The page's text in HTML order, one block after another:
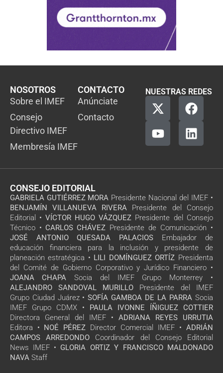
NOSOTROS
Sobre el IMEF
Consejo
Directivo IMEF
Membresía IMEF
CONTACTO
Anúnciate
Contacto
NUESTRAS REDES
CONSEJO EDITORIAL
GABRIELA GUTIÉRREZ MORA Presidente Nacional del IMEF •
BENJAMÍN VILLANUEVA RIVERA Presidente del Consejo
Editorial • VÍCTOR HUGO VÁZQUEZ Presidente del Consejo
Técnico • CARLOS CHÁVEZ Presidente de Comunicación •
JOSÉ ANTONIO QUESADA PALACIOS Embajador de
educación financiera para la inclusión y presidente de
planeación estratégica • LILI DOMÍNGUEZ ORTÍZ Presidenta
del Comité de Gobierno Corporativo y Jurídico Financiero •
JOANA CHAPA Socia del IMEF Grupo Monterrey •
ALEJANDRO SANDOVAL MURILLO Presidente del IMEF
Grupo Ciudad Juárez • SOFÍA GAMBOA DE LA PARRA Socia
IMEF Grupo CDMX • PAULA IVONNE ÍÑIGUEZ COTTIER
Directora General del IMEF • ADRIANA REYES URRUTIA
Editora • NOÉ PÉREZ Director Comercial IMEF • ADRIÁN
CAMPOS ARREDONDO Coordinador del Consejo Editorial
News IMEF • GLORIA ORTIZ Y FRANCISCO MALDONADO
NAVA Staff